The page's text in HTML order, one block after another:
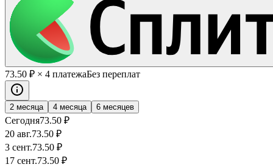
73.50 ₽ × 4 платежаБез переплат
2 месяца 4 месяца 6 месяцев
Сегодня73.50 ₽
20 авг.73.50 ₽
3 сент.73.50 ₽
17 сент.73.50 ₽